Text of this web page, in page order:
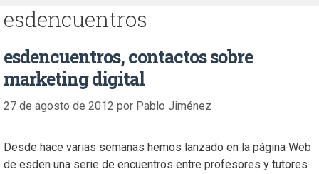
esdencuentros
esdencuentros, contactos sobre
marketing digital
27 de agosto de 2012 por Pablo Jiménez
Desde hace varias semanas hemos lanzado en la página Web
de esden una serie de encuentros entre profesores y tutores